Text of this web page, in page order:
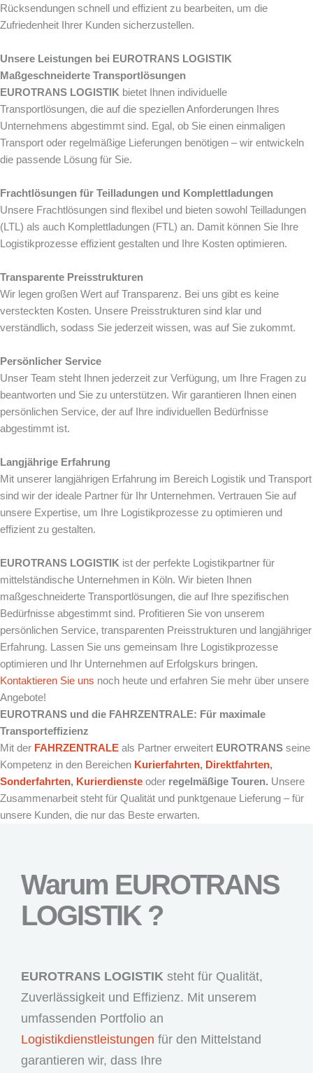
Rücksendungen schnell und effizient zu bearbeiten, um die
Zufriedenheit Ihrer Kunden sicherzustellen.
Unsere Leistungen bei EUROTRANS LOGISTIK
Maßgeschneiderte Transportlösungen
EUROTRANS LOGISTIK bietet Ihnen individuelle
Transportlösungen, die auf die speziellen Anforderungen Ihres
Unternehmens abgestimmt sind. Egal, ob Sie einen einmaligen
Transport oder regelmäßige Lieferungen benötigen – wir entwickeln
die passende Lösung für Sie.
Frachtlösungen für Teilladungen und Komplettladungen
Unsere Frachtlösungen sind flexibel und bieten sowohl Teilladungen
(LTL) als auch Komplettladungen (FTL) an. Damit können Sie Ihre
Logistikprozesse effizient gestalten und Ihre Kosten optimieren.
Transparente Preisstrukturen
Wir legen großen Wert auf Transparenz. Bei uns gibt es keine
versteckten Kosten. Unsere Preisstrukturen sind klar und
verständlich, sodass Sie jederzeit wissen, was auf Sie zukommt.
Persönlicher Service
Unser Team steht Ihnen jederzeit zur Verfügung, um Ihre Fragen zu
beantworten und Sie zu unterstützen. Wir garantieren Ihnen einen
persönlichen Service, der auf Ihre individuellen Bedürfnisse
abgestimmt ist.
Langjährige Erfahrung
Mit unserer langjährigen Erfahrung im Bereich Logistik und Transport
sind wir der ideale Partner für Ihr Unternehmen. Vertrauen Sie auf
unsere Expertise, um Ihre Logistikprozesse zu optimieren und
effizient zu gestalten.
EUROTRANS LOGISTIK ist der perfekte Logistikpartner für
mittelständische Unternehmen in Köln. Wir bieten Ihnen
maßgeschneiderte Transportlösungen, die auf Ihre spezifischen
Bedürfnisse abgestimmt sind. Profitieren Sie von unserem
persönlichen Service, transparenten Preisstrukturen und langjähriger
Erfahrung. Lassen Sie uns gemeinsam Ihre Logistikprozesse
optimieren und Ihr Unternehmen auf Erfolgskurs bringen.
Kontaktieren Sie uns noch heute und erfahren Sie mehr über unsere
Angebote!
EUROTRANS und die FAHRZENTRALE: Für maximale
Transporteffizienz
Mit der FAHRZENTRALE als Partner erweitert EUROTRANS seine
Kompetenz in den Bereichen Kurierfahrten, Direktfahrten,
Sonderfahrten, Kurierdienste oder regelmäßige Touren. Unsere
Zusammenarbeit steht für Qualität und punktgenaue Lieferung – für
unsere Kunden, die nur das Beste erwarten.
Warum EUROTRANS
LOGISTIK ?
EUROTRANS LOGISTIK steht für Qualität,
Zuverlässigkeit und Effizienz. Mit unserem
umfassenden Portfolio an
Logistikdienstleistungen für den Mittelstand
garantieren wir, dass Ihre